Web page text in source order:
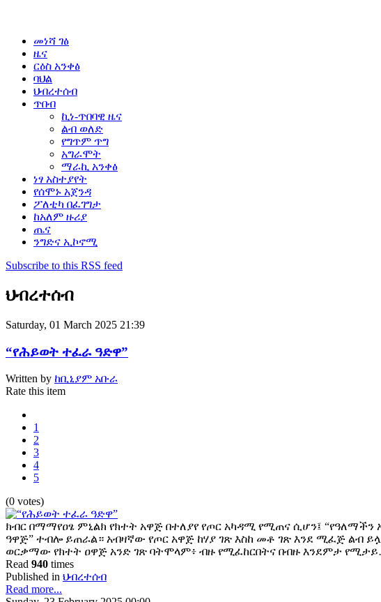
መነሻ ገፅ
ዜና
ርዕስ አንቀፅ
ባህል
ህብረተሰብ
ጥበብ
ኪነ-ጥበባዊ ዜና
ልብ ወለድ
የግጥም ጥግ
አግራሞት
ማራኪ አንቀፅ
ነፃ አስተያየት
የሰሞኑ አጀንዳ
ፖለቲካ በፈገግታ
ከአለም ዙሪያ
ጤና
ንግድና ኢኮኖሚ
Subscribe to this RSS feed
ህብረተሰብ
Saturday, 01 March 2025 21:39
“የሕይወት ተፈራ ዓድዋ”
Written by ከቢኒያም አቡራ
Rate this item
1
2
3
4
5
(0 votes)
ክብር በማማየዐፄ ምኒልክ የክተት አዋጅ በተለያየ የጦር አካዳሚ የሚጠና ሲሆን፤ “የዓለማችን
ዓዋጅ” ተብሎ ይጠራል። አብዛኛው የጦር አዋጅ ከሃያ ገጽ እስከ መቶ ገጽ እንደ ሚፈጅ ልብ
ወርቃማው የክተት ዐዋጅ አንድ ገጽ ባትሞላም፥ ብዙ የሚፈከርበትና በብዙ እንደምታ
Read 940 times
Published in ህብረተሰብ
Read more...